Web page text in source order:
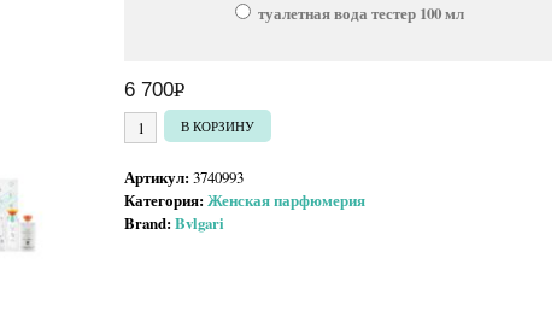
туалетная вода тестер 100 мл
6 700Р
УБ.
Количество товара Bvlgari Petits et Mamans
В КОРЗИНУ
Артикул:3740993
Категория:Женская парфюмерия
Brand:Bvlgari